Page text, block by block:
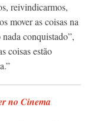
reivindicarmos,
mover as coisas na
conquistado”,
coisas estão
no Cinema